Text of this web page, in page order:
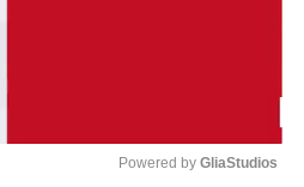
Powered by GliaStudios